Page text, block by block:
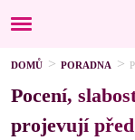
DOMŮ PORADNA
Pocení,
projevují